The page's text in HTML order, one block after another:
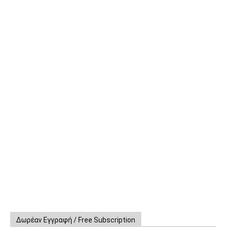
Δωρέαν Εγγραφή / Free Subscription